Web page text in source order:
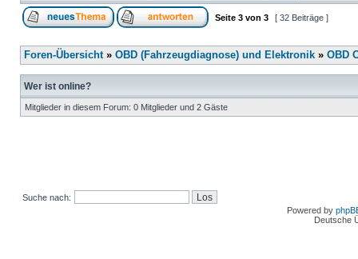
Seite 3 von 3 [ 32 Beiträge ]
Foren-Übersicht» OBD (Fahrzeugdiagnose) und Elektronik » OBD
Wer ist online?
Mitglieder in diesem Forum: 0 Mitglieder und 2 Gäste
Suche nach:
Powered by
Deutsche